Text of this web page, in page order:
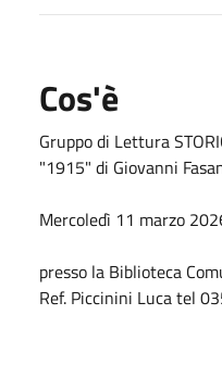
Cos'è
Gruppo di Lettura
"1915" di Giovanni
Mercoledì 11 marzo
presso la Biblioteca
Ref. Piccinini Luca tel